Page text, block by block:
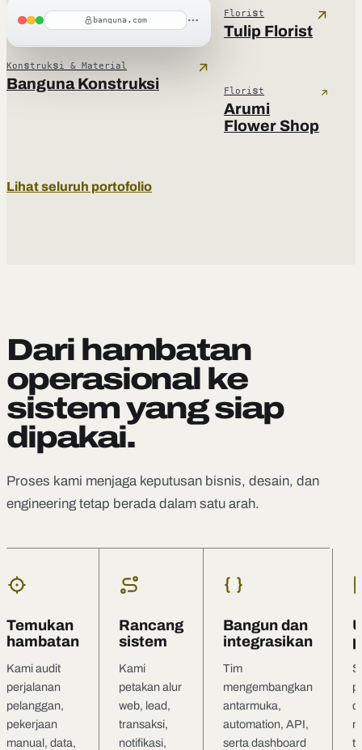
banguna.com
Konstruksi & Material
Banguna Konstruksi
Florist
Tulip Florist
Florist
Arumi
Flower Shop
Lihat seluruh portofolio
Dari hambatan
operasional ke
sistem yang siap
dipakai.
Proses kami menjaga keputusan bisnis, desain, dan
engineering tetap berada dalam satu arah.
Temukan
hambatan
Kami audit
perjalanan
pelanggan,
pekerjaan
manual, data,
Rancang
sistem
Kami
petakan alur
web, lead,
transaksi,
notifikasi,
Bangun dan
integrasikan
Tim
mengembangkan
antarmuka,
automation, API,
serta dashboard